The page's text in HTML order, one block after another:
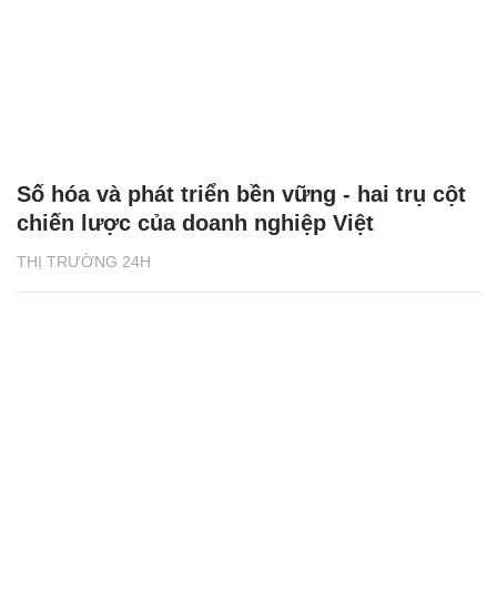
THỊ TRƯỜNG 24H
Số hóa và phát triển bền vững - hai trụ cột
chiến lược của doanh nghiệp Việt